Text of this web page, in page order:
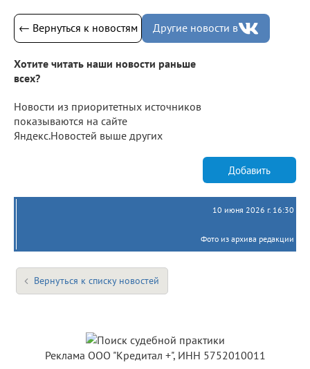
← Вернуться к новостям Другие новости в
Хотите читать наши новости раньше
всех?
Новости из приоритетных источников
показываются на сайте
Яндекс.Новостей выше других
Добавить
10 июня 2026 г. 16:30
Фото из архива редакции
Вернуться к списку новостей
Реклама ООО "Кредитал +", ИНН 5752010011